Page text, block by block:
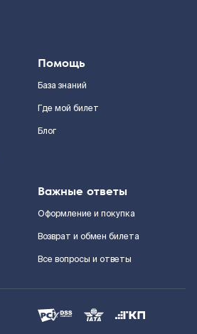
Помощь
База знаний
Где мой билет
Блог
Важные ответы
Оформление и покупка
Возврат и обмен билета
Все вопросы и ответы